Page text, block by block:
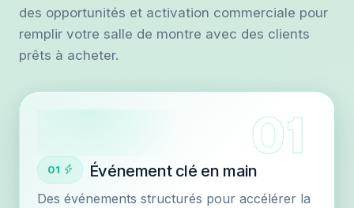
des opportunités et activation commerciale pour
remplir votre salle de montre avec des clients
prêts à acheter.
01 Événement clé en main
Des événements structurés pour accélérer la